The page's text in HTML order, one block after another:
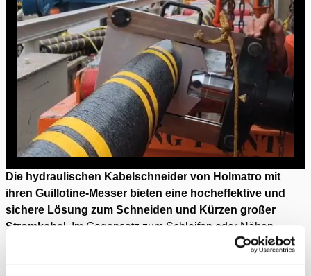
Die hydraulischen Kabelschneider von Holmatro mit
ihren Guillotine-Messer bieten eine hocheffektive und
sichere Lösung zum Schneiden und Kürzen großer
Stromkabel. Im Gegensatz zum Schleifen oder Nähen
stellen diese Schneider eine sicherere Alternative mit